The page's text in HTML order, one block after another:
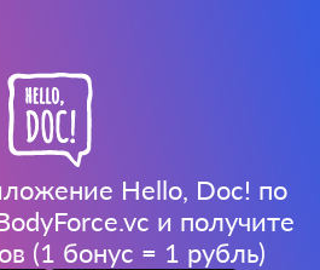
Hello, Doc! по
и получите
(1 бонус = 1 рубль)